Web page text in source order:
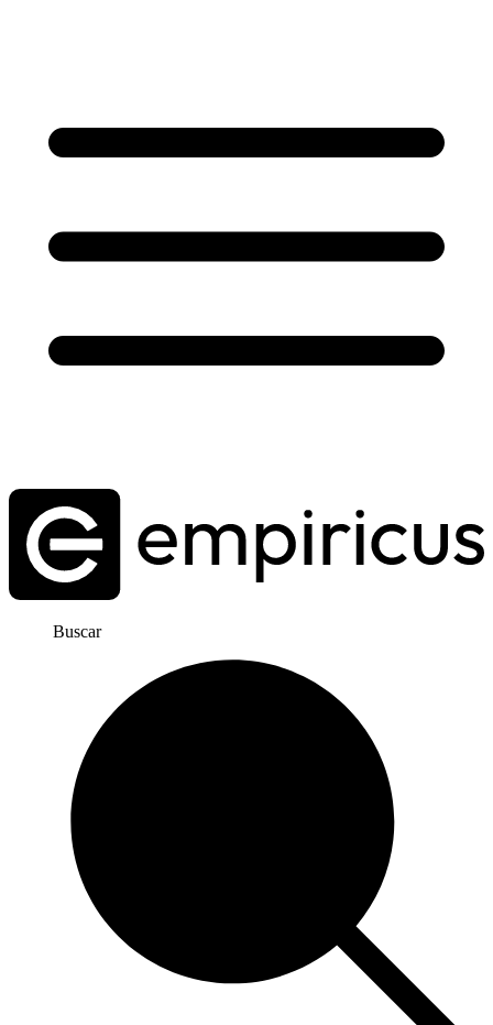
Buscar